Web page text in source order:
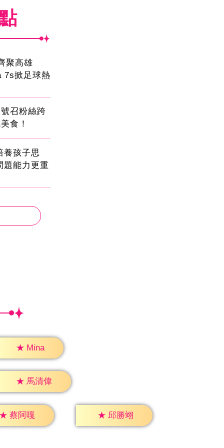
聚高雄
7s掀足球熱
召粉絲跨
食！
養孩子思
題能力更重
★ Mina
★ 馬清偉
蔡阿嘎 ★ 邱勝翊